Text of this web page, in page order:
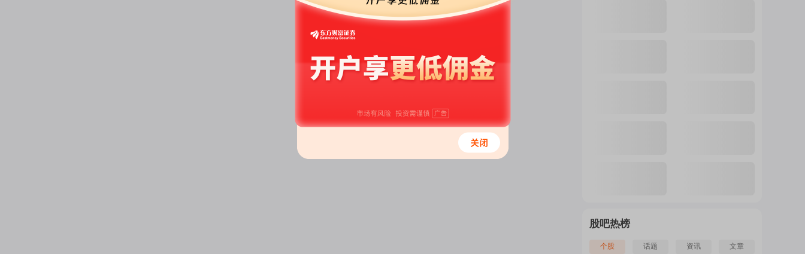
股吧热榜
个股 话题 资讯 文章